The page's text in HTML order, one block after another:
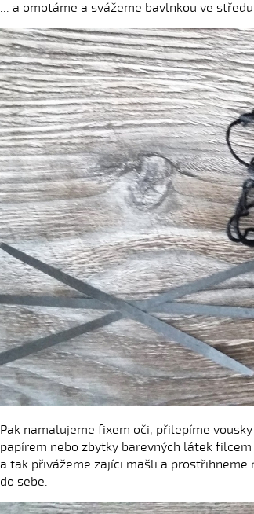
... a omotáme a svážeme bavlnkou ve
Pak namalujeme fixem oči, přilepíme
papírem nebo zbytky barevných látek
a tak přivážeme zajíci mašli a
do sebe.